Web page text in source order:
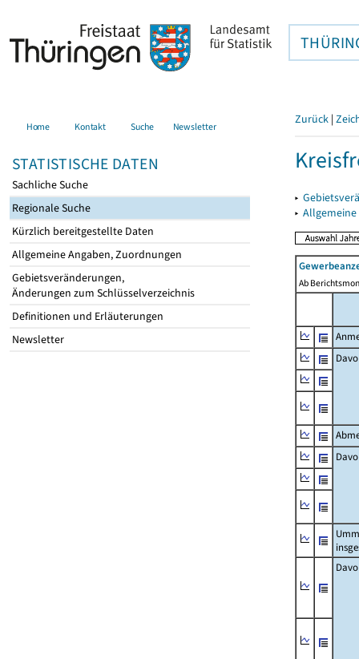
Home Kontakt Suche Newsletter
STATISTISCHE DATEN
Sachliche Suche
Regionale Suche
Kürzlich bereitgestellte Daten
Allgemeine Angaben, Zuordnungen
Gebietsveränderungen,
Änderungen zum Schlüsselverzeichnis
Definitionen und Erläuterungen
Newsletter
Zurück |
▸
▸
Ab